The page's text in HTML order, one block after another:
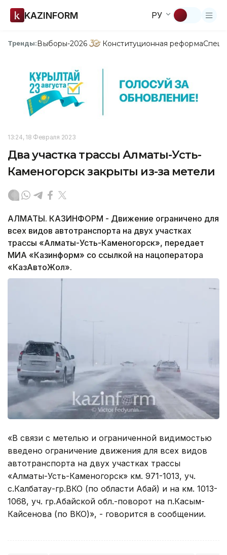
KAZINFORM РУ
Тренды:Выборы-2026 Конституционная реформа
13:24, 18 Февраля 2023
Два участка трассы Алматы-Усть-
Каменогорск закрыты из-за метели
АЛМАТЫ. КАЗИНФОРМ - Движение ограничено для
всех видов автотранспорта на двух участках
трассы «Алматы-Усть-Каменогорск», передает
МИА «Казинформ» со ссылкой на нацоператора
«КазАвтоЖол».
«В связи с метелью и ограниченной видимостью
введено ограничение движения для всех видов
автотранспорта на двух участках трассы
«Алматы-Усть-Каменогорск» км. 971-1013, уч.
с.Калбатау-гр.ВКО (по области Абай) и на км. 1013-
1068, уч. гр.Абайской обл.-поворот на п.Касым-
Кайсенова (по ВКО)», - говорится в сообщении.